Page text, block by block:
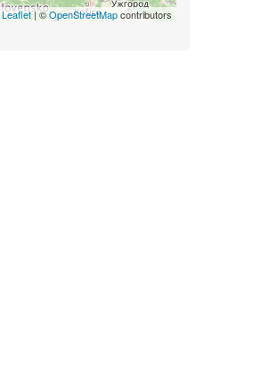
Leaflet| ©OpenStreetMapcontributors